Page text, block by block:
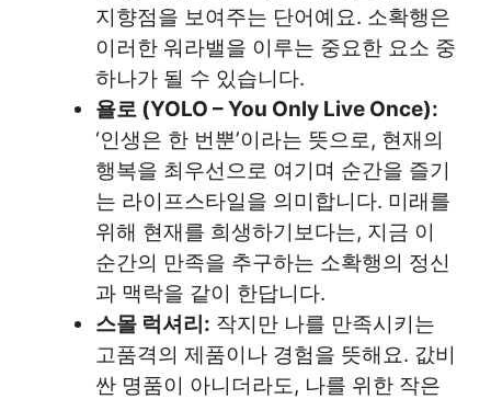
지향점을 보여주는 단어예요. 소확행은
이러한 워라밸을 이루는 중요한 요소 중
하나가 될 수 있습니다.
욜로 (YOLO – You Only Live Once):
‘인생은 한 번뿐’이라는 뜻으로, 현재의
행복을 최우선으로 여기며 순간을 즐기
는 라이프스타일을 의미합니다. 미래를
위해 현재를 희생하기보다는, 지금 이
순간의 만족을 추구하는 소확행의 정신
과 맥락을 같이 한답니다.
스몰 럭셔리: 작지만 나를 만족시키는
고품격의 제품이나 경험을 뜻해요. 값비
싼 명품이 아니더라도, 나를 위한 작은